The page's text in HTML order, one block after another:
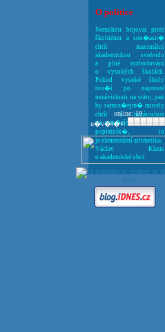
O politice
Nemohou bojovat proti
školnému a sou�asn�
chtít maximální
akademickou svobodu
a plné rozhodování
o vysokých školách.
Pokud vysoké školy
tou�í po naprosté
nezávislosti na státu, pak
by samoz�ejm� musely
chtít i nezávislost
na pen�zích da�ových
poplatník�, to
je elementární aritmetika.
Václav Klaus
o akademické obci:
online: 19
n�v�t�v: